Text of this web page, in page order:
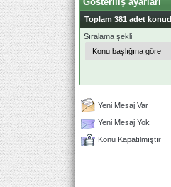
Toplam 381 adet
Sıralama şekli
Yeni Mesaj Var
Yeni Mesaj Yok
Konu Kapatılmıştır